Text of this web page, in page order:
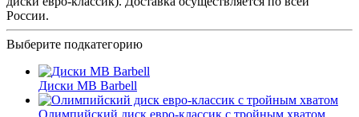
России.
Выберите подкатегорию
Диски МВ Barbell
Олимпийский диск евро-классик с тройным хватом